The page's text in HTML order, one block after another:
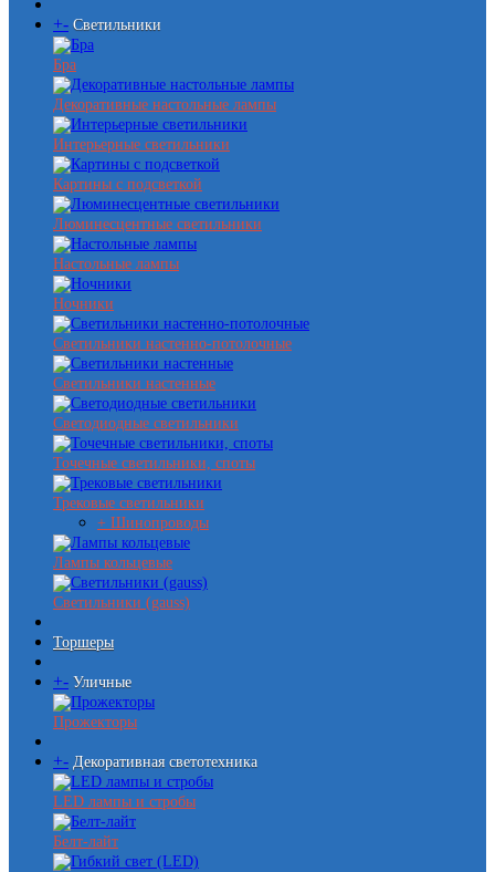
+- Светильники
Бра
Декоративные настольные лампы
Интерьерные светильники
Картины с подсветкой
Люминесцентные светильники
Настольные лампы
Ночники
Светильники настенно-потолочные
Светильники настенные
Светодиодные светильники
Точечные светильники, споты
Трековые светильники
+ Шинопроводы
Лампы кольцевые
Светильники (gauss)
Торшеры
+- Уличные
Прожекторы
+- Декоративная светотехника
LED лампы и стробы
Белт-лайт